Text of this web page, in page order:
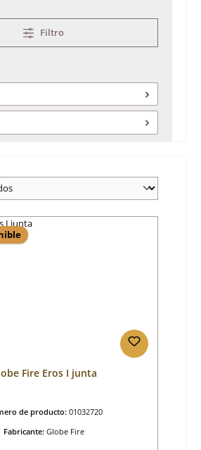
Filtro
Fire Eros I junta
de producto: 01032720
Fabricante: Globe Fire